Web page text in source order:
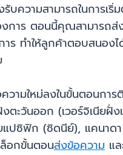
ความสามารถในการเ
การ ตอนนี้คุณสามารถ
ร ทำให้ลูกค้าตอบสนอง
ความใหม่ลงในขั้นตอน
งตะวันออก (เวอร์จิเนีย
แปซิฟิก (ซิดนีย์), แคนาด
อกขั้นตอนส่งข้อความ แ